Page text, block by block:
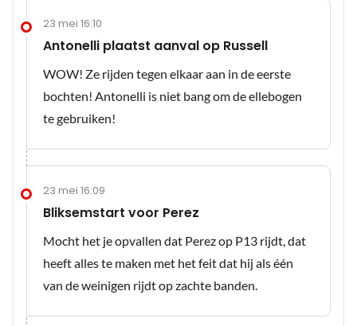
23 mei 16:10
Antonelli plaatst aanval op Russell
WOW! Ze rijden tegen elkaar aan in de eerste
bochten! Antonelli is niet bang om de ellebogen
te gebruiken!
23 mei 16:09
Bliksemstart voor Perez
Mocht het je opvallen dat Perez op P13 rijdt, dat
heeft alles te maken met het feit dat hij als één
van de weinigen rijdt op zachte banden.